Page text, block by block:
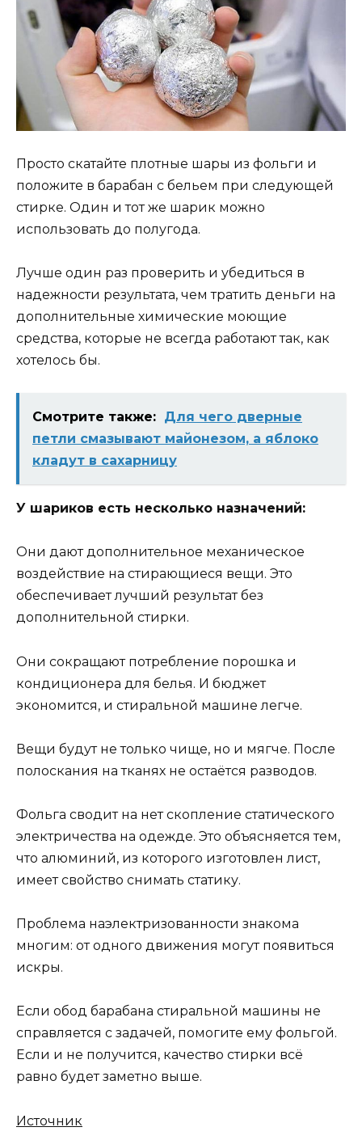
Просто скатайте плотные шары из фольги и
положите в барабан с бельем при следующей
стирке. Один и тот же шарик можно
использовать до полугода.
Лучше один раз проверить и убедиться в
надежности результата, чем тратить деньги на
дополнительные химические моющие
средства, которые не всегда работают так, как
хотелось бы.
Смотрите также: Для чего дверные
петли смазывают майонезом, а яблоко
кладут в сахарницу
У шариков есть несколько назначений:
Они дают дополнительное механическое
воздействие на стирающиеся вещи. Это
обеспечивает лучший результат без
дополнительной стирки.
Они сокращают потребление порошка и
кондиционера для белья. И бюджет
экономится, и стиральной машине легче.
Вещи будут не только чище, но и мягче. После
полоскания на тканях не остаётся разводов.
Фольга сводит на нет скопление статического
электричества на одежде. Это объясняется тем,
что алюминий, из которого изготовлен лист,
имеет свойство снимать статику.
Проблема наэлектризованности знакома
многим: от одного движения могут появиться
искры.
Если обод барабана стиральной машины не
справляется с задачей, помогите ему фольгой.
Если и не получится, качество стирки всё
равно будет заметно выше.
Источник